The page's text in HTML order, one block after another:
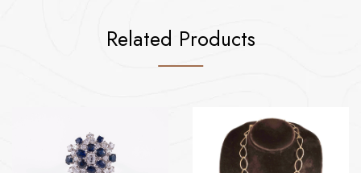
Related Products